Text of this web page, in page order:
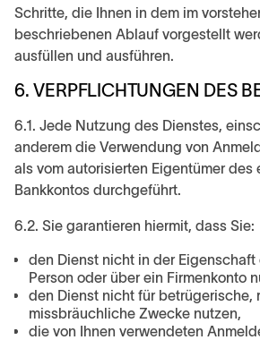
Schritte, die Ihnen in dem im
beschriebenen Ablauf vorgestellt
ausfüllen und ausführen.
6. VERPFLICHTUNGEN DES
6.1. Jede Nutzung des Dienstes,
anderem die Verwendung von
als vom autorisierten Eigentümer des
Bankkontos durchgeführt.
6.2. Sie garantieren hiermit, dass Sie:
den Dienst nicht in der Eigenschaft
Person oder über ein Firmenkonto
den Dienst nicht für betrügerische,
missbräuchliche Zwecke nutzen,
die von Ihnen verwendeten